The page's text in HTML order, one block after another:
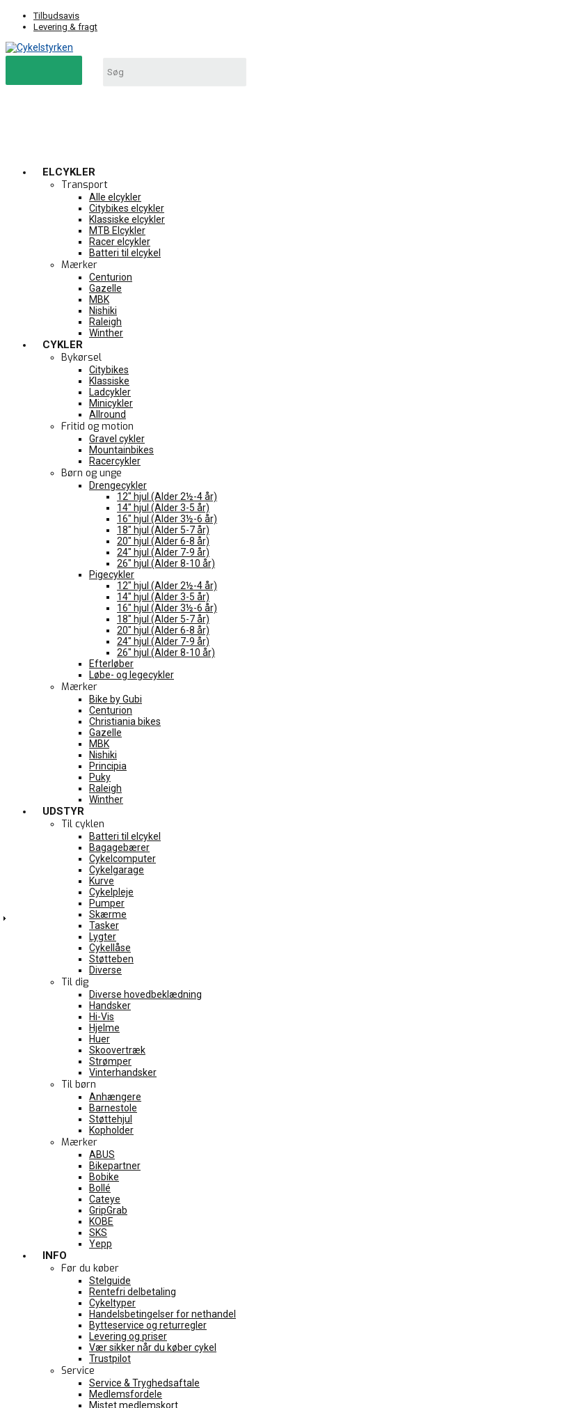
Tilbudsavis
Levering & fragt
ELCYKLER
Transport
Alle elcykler
Citybikes elcykler
Klassiske elcykler
MTB Elcykler
Racer elcykler
Batteri til elcykel
Mærker
Centurion
Gazelle
MBK
Nishiki
Raleigh
Winther
CYKLER
Bykørsel
Citybikes
Klassiske
Ladcykler
Minicykler
Allround
Fritid og motion
Gravel cykler
Mountainbikes
Racercykler
Børn og unge
Drengecykler
12″ hjul (Alder 2½-4 år)
14″ hjul (Alder 3-5 år)
16″ hjul (Alder 3½-6 år)
18″ hjul (Alder 5-7 år)
20″ hjul (Alder 6-8 år)
24″ hjul (Alder 7-9 år)
26″ hjul (Alder 8-10 år)
Pigecykler
12″ hjul (Alder 2½-4 år)
14″ hjul (Alder 3-5 år)
16″ hjul (Alder 3½-6 år)
18″ hjul (Alder 5-7 år)
20″ hjul (Alder 6-8 år)
24″ hjul (Alder 7-9 år)
26″ hjul (Alder 8-10 år)
Efterløber
Løbe- og legecykler
Mærker
Bike by Gubi
Centurion
Christiania bikes
Gazelle
MBK
Nishiki
Principia
Puky
Raleigh
Winther
UDSTYR
Til cyklen
Batteri til elcykel
Bagagebærer
Cykelcomputer
Cykelgarage
Kurve
Cykelpleje
Pumper
Skærme
Tasker
Lygter
Cykellåse
Støtteben
Diverse
Til dig
Diverse hovedbeklædning
Handsker
Hi-Vis
Hjelme
Huer
Skoovertræk
Strømper
Vinterhandsker
Til børn
Anhængere
Barnestole
Støttehjul
Kopholder
Mærker
ABUS
Bikepartner
Bobike
Bollé
Cateye
GripGrab
KOBE
SKS
Yepp
INFO
Før du køber
Stelguide
Rentefri delbetaling
Cykeltyper
Handelsbetingelser for nethandel
Bytteservice og returregler
Levering og priser
Vær sikker når du køber cykel
Trustpilot
Service
Service & Tryghedsaftale
Medlemsfordele
Mistet medlemskort